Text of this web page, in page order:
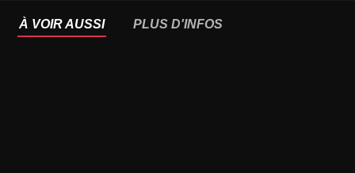
À VOIR AUSSI PLUS D'INFOS